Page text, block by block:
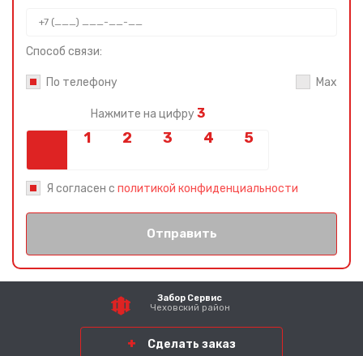
Способ связи:
По телефону Max
Нажмите на цифру 3
Я согласен с политикой конфиденциальности
Отправить
Забор Сервис
Чеховский район
Сделать заказ